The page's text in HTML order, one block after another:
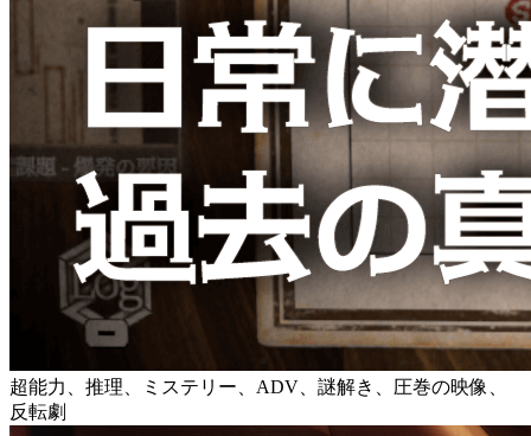
超能力、推理、ミステリー、ADV、謎解き、圧巻の映像、
反転劇